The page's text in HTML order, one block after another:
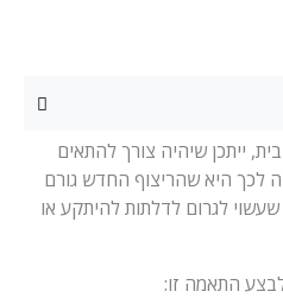
שיהיה צורך להתאים
היא שהריצוף החדש גורם
לדלתות להיתקע או
התאמה זו: